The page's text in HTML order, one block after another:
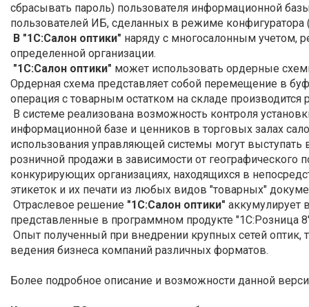
сбрасывать пароль) пользователя информационной
пользователей ИБ, сделанных в режиме
В "1С:Салон оптики" наряду с многосалонным учетом,
определенной организации.
"1С:Салон оптики" может использовать ордерные
Ордерная схема представляет собой перемещение в
операция с товарным остатком на складе
В системе реализована возможность контроля
информационной базе и ценников в торговых залах
использования управляющей системы могут
розничной продажи в зависимости от географического
конкурирующих организациях, находящихся в
этикеток и их печати из любых видов "товарных"
Отраслевое решение "1С:Салон оптики" аккумулирует
представленные в программном продукте "1С:Розница
Опыт полученный при внедрении крупных сетей
ведения бизнеса компаний различных форматов.
Более подробное описание и возможности данной